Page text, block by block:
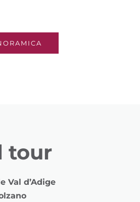
tour
Val d’Adige